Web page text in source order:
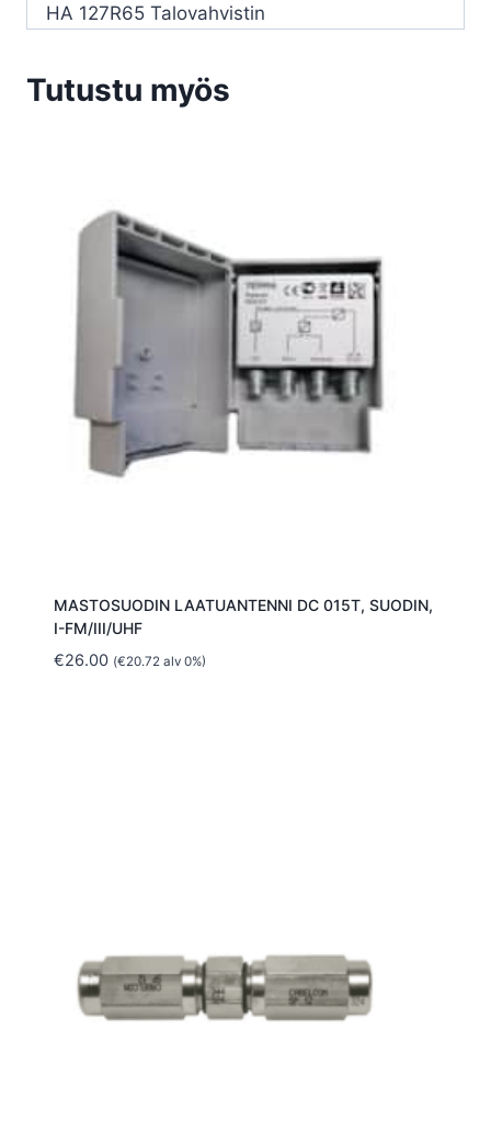
HA 127R65 Talovahvistin
Tutustu myös
MASTOSUODIN LAATUANTENNI DC 015T, SUODIN,
I-FM/III/UHF
€26.00 (€20.72 alv 0%)